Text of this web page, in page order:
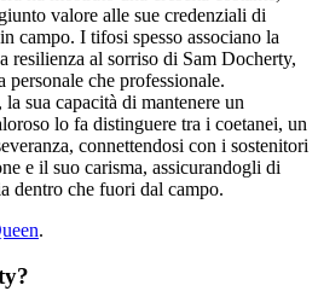
valore alle sue credenziali di
campo. I tifosi spesso associano la
resilienza al sorriso di Sam Docherty,
personale che professionale.
sua capacità di mantenere un
lo fa distinguere tra i coetanei, un
connettendosi con i sostenitori
e il suo carisma, assicurandogli di
dentro che fuori dal campo.
.